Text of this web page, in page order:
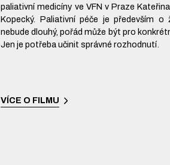
paliativní medicíny ve VFN v Praze
Kopecký. Paliativní péče je především
nebude dlouhý, pořád může být pro
Jen je potřeba učinit správné rozhodnutí.
VÍCE O FILMU